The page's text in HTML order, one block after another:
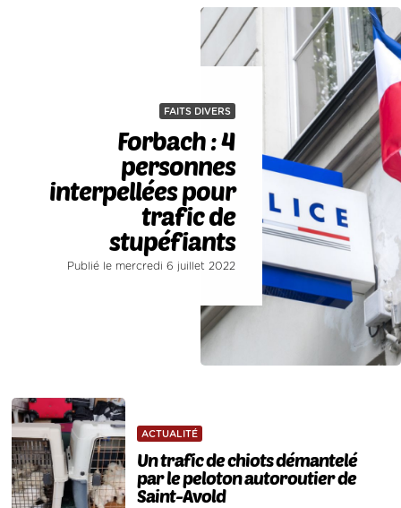
FAITS DIVERS
Forbach : 4
personnes
interpellées pour
trafic de
stupéfiants
Publié le mercredi 6 juillet 2022
ACTUALITÉ
Un trafic de chiots démantelé
par le peloton autoroutier de
Saint-Avold